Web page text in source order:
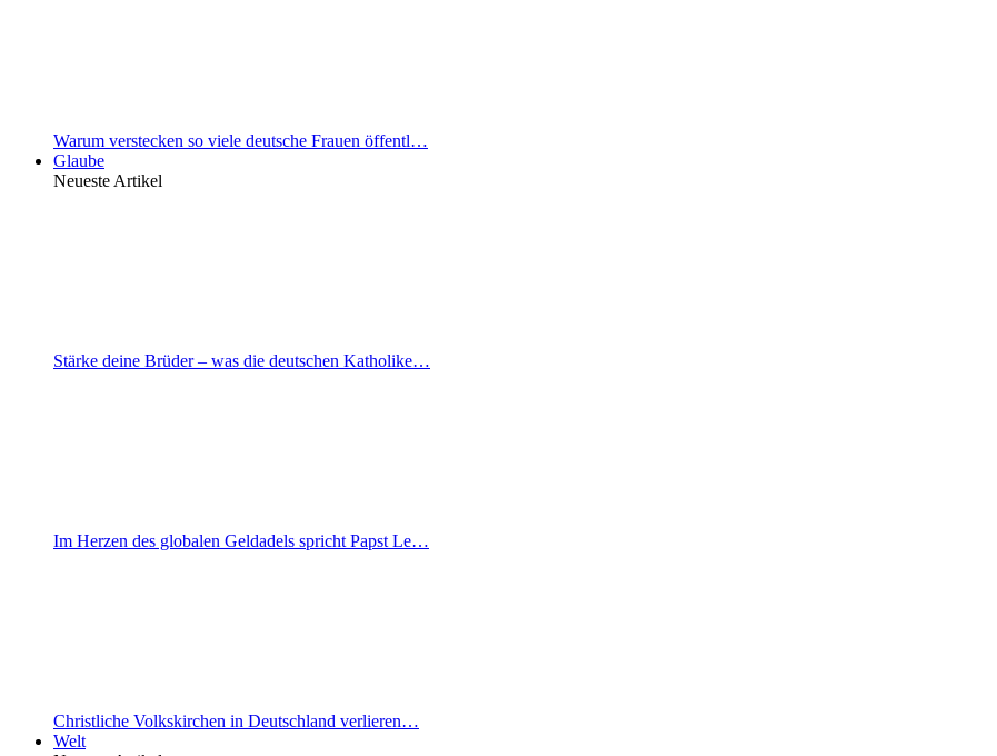
Warum verstecken so viele deutsche Frauen öffentl…
Glaube
Neueste Artikel
Stärke deine Brüder – was die deutschen Katholike…
Im Herzen des globalen Geldadels spricht Papst Le…
Christliche Volkskirchen in Deutschland verlieren…
Welt